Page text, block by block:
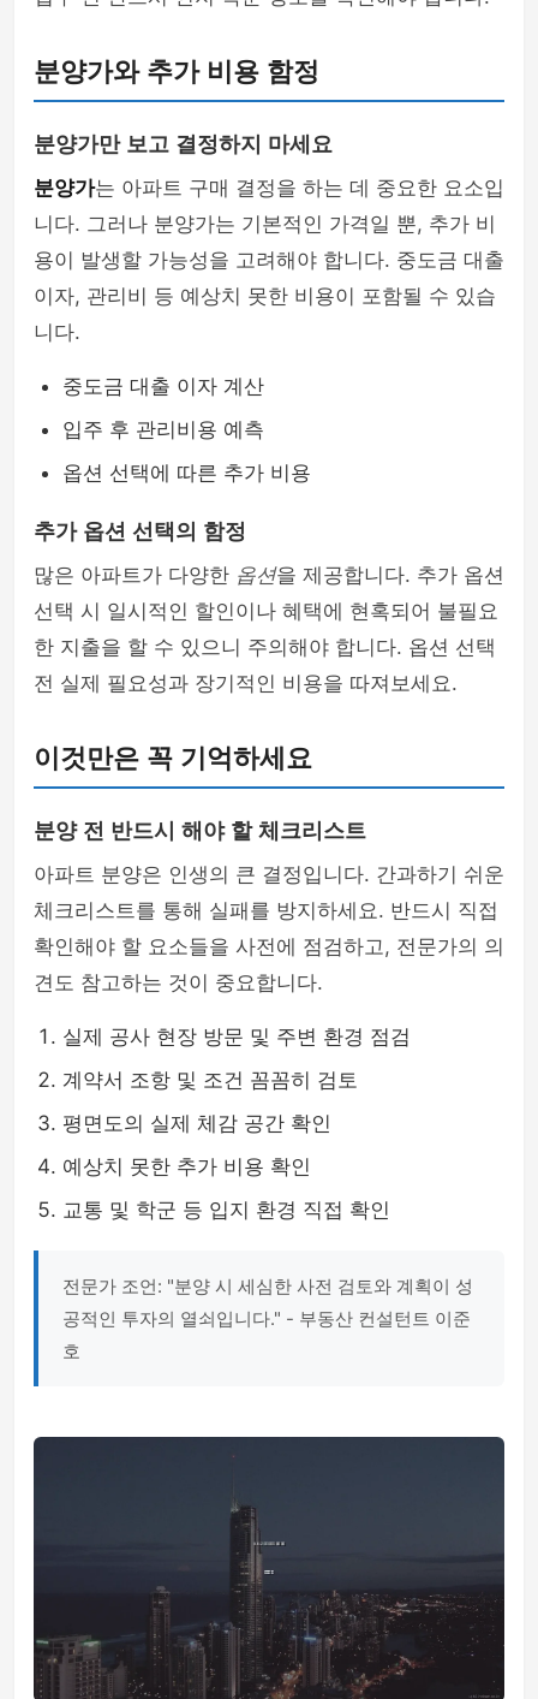
분양가와 추가 비용 함정
분양가만 보고 결정하지 마세요
분양가는 아파트 구매 결정을 하는 데 중요한 요소입
니다. 그러나 분양가는 기본적인 가격일 뿐, 추가 비
용이 발생할 가능성을 고려해야 합니다. 중도금 대출
이자, 관리비 등 예상치 못한 비용이 포함될 수 있습
니다.
중도금 대출 이자 계산
입주 후 관리비용 예측
옵션 선택에 따른 추가 비용
추가 옵션 선택의 함정
많은 아파트가 다양한 옵션을 제공합니다. 추가 옵션
선택 시 일시적인 할인이나 혜택에 현혹되어 불필요
한 지출을 할 수 있으니 주의해야 합니다. 옵션 선택
전 실제 필요성과 장기적인 비용을 따져보세요.
이것만은 꼭 기억하세요
분양 전 반드시 해야 할 체크리스트
아파트 분양은 인생의 큰 결정입니다. 간과하기 쉬운
체크리스트를 통해 실패를 방지하세요. 반드시 직접
확인해야 할 요소들을 사전에 점검하고, 전문가의 의
견도 참고하는 것이 중요합니다.
실제 공사 현장 방문 및 주변 환경 점검
계약서 조항 및 조건 꼼꼼히 검토
평면도의 실제 체감 공간 확인
예상치 못한 추가 비용 확인
교통 및 학군 등 입지 환경 직접 확인
전문가 조언: "분양 시 세심한 사전 검토와 계획이 성
공적인 투자의 열쇠입니다." - 부동산 컨설턴트 이준
호